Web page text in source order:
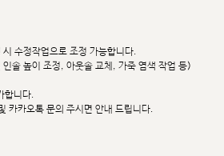
수정작업으로 조정 가능합니다.
솔 높이 조정, 아웃솔 교체, 가죽 염색 작업 등)
합니다.
카카오톡 문의 주시면 안내 드립니다.